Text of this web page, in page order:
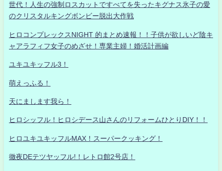
世代！人生の強制ロスカットですべてを失ったキグナス氷子の愛
のクリスタルキングボンビー脱出大作戦
ヒロコンプレックスNIGHT 的まとめ速報！！子供が欲しいど陰キ
ャアラフィフ女子のめざせ！専業主婦！婚活計画編
ユキユキッフル3！
萌えっふる！
天にまします我ら！
ヒロシッフル！ヒロシデース山さんのリフォームひとりDIY！！
ヒロユキユキッフルMAX！スーパークッキング！
徹夜DEテツヤッフル!！レトロ館2号店！